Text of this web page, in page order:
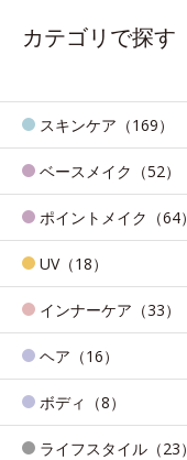
カテゴリで探す
スキンケア（169）
ベースメイク（52）
ポイントメイク（64）
UV（18）
インナーケア（33）
ヘア（16）
ボディ（8）
ライフスタイル（23）